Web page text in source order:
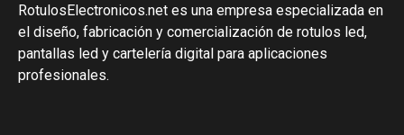
RotulosElectronicos.net es una empresa especializada en
el diseño, fabricación y comercialización de rotulos led,
pantallas led y cartelería digital para aplicaciones
profesionales.